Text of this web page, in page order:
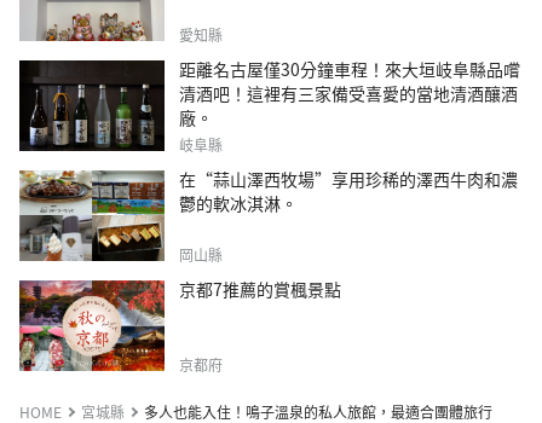
愛知縣
距離名古屋僅30分鐘車程！來大垣岐阜縣品嚐
清酒吧！這裡有三家備受喜愛的當地清酒釀酒
廠。
岐阜縣
在“蒜山澤西牧場”享用珍稀的澤西牛肉和濃
鬱的軟冰淇淋。
岡山縣
京都7推薦的賞楓景點
京都府
HOME 宮城縣 多人也能入住！鳴子溫泉的私人旅館，最適合團體旅行